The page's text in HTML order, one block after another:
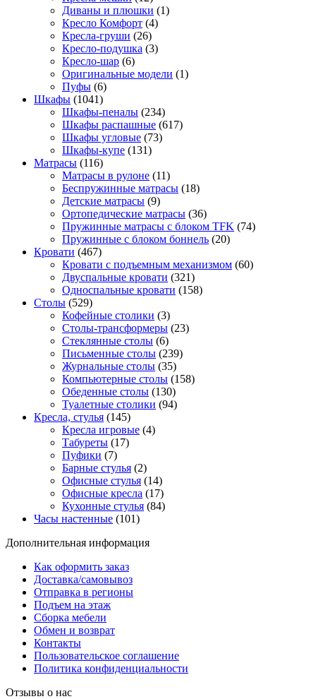
Диваны и плюшки (1)
Кресло Комфорт (4)
Кресла-груши (26)
Кресло-подушка (3)
Кресло-шар (6)
Оригинальные модели (1)
Пуфы (6)
Шкафы (1041)
Шкафы-пеналы (234)
Шкафы распашные (617)
Шкафы угловые (73)
Шкафы-купе (131)
Матрасы (116)
Матрасы в рулоне (11)
Беспружинные матрасы (18)
Детские матрасы (9)
Ортопедические матрасы (36)
Пружинные матрасы с блоком TFK (74)
Пружинные с блоком боннель (20)
Кровати (467)
Кровати с подъемным механизмом (60)
Двуспальные кровати (321)
Односпальные кровати (158)
Столы (529)
Кофейные столики (3)
Столы-трансформеры (23)
Стеклянные столы (6)
Письменные столы (239)
Журнальные столы (35)
Компьютерные столы (158)
Обеденные столы (130)
Туалетные столики (94)
Кресла, стулья (145)
Кресла игровые (4)
Табуреты (17)
Пуфики (7)
Барные стулья (2)
Офисные стулья (14)
Офисные кресла (17)
Кухонные стулья (84)
Часы настенные (101)
Дополнительная информация
Как оформить заказ
Доставка/самовывоз
Отправка в регионы
Подъем на этаж
Сборка мебели
Обмен и возврат
Контакты
Пользовательское соглашение
Политика конфиденциальности
Отзывы о нас